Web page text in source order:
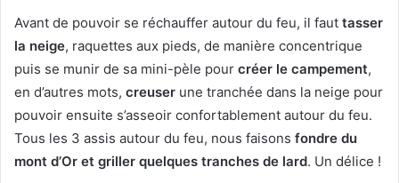
Avant de pouvoir se réchauffer autour du feu, il faut tasser
la neige, raquettes aux pieds, de manière concentrique
puis se munir de sa mini-pèle pour créer le campement,
en d’autres mots, creuser une tranchée dans la neige pour
pouvoir ensuite s’asseoir confortablement autour du feu.
Tous les 3 assis autour du feu, nous faisons fondre du
mont d’Or et griller quelques tranches de lard. Un délice !